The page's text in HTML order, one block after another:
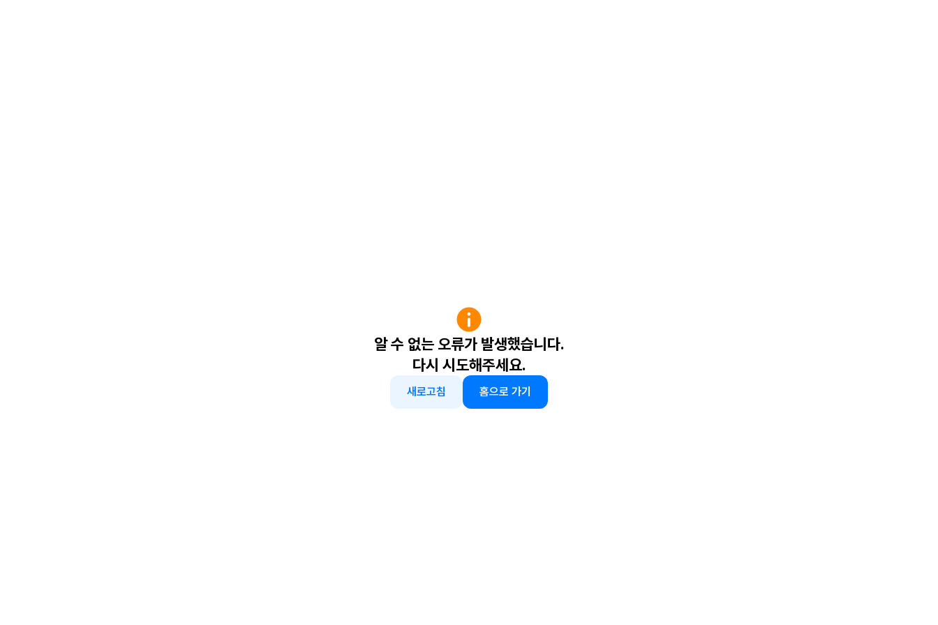
알 수 없는 오류가 발생했습니다.
다시 시도해주세요.
새로고침 홈으로 가기